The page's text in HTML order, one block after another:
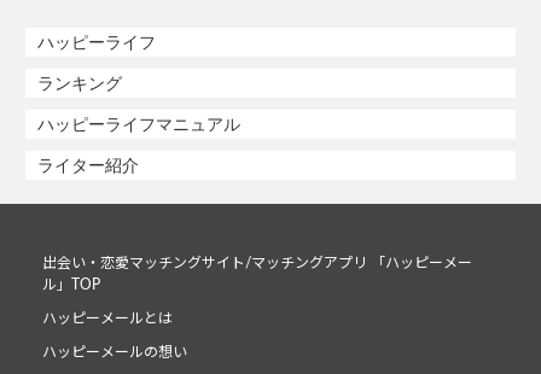
ハッピーライフ
ランキング
ハッピーライフマニュアル
ライター紹介
出会い・恋愛マッチングサイト/マッチングアプリ 「ハッピーメー
ル」TOP
ハッピーメールとは
ハッピーメールの想い